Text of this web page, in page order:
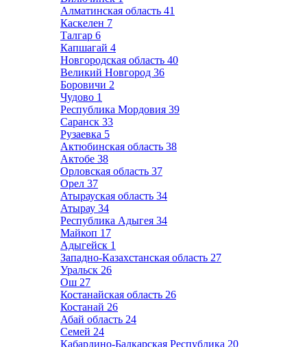
Алматинская область 41
Каскелен 7
Талгар 6
Капшагай 4
Новгородская область 40
Великий Новгород 36
Боровичи 2
Чудово 1
Республика Мордовия 39
Саранск 33
Рузаевка 5
Актюбинская область 38
Актобе 38
Орловская область 37
Орел 37
Атырауская область 34
Атырау 34
Республика Адыгея 34
Майкоп 17
Адыгейск 1
Западно-Казахстанская область 27
Уральск 26
Ош 27
Костанайская область 26
Костанай 26
Абай область 24
Семей 24
Кабардино-Балкарская Республика 20